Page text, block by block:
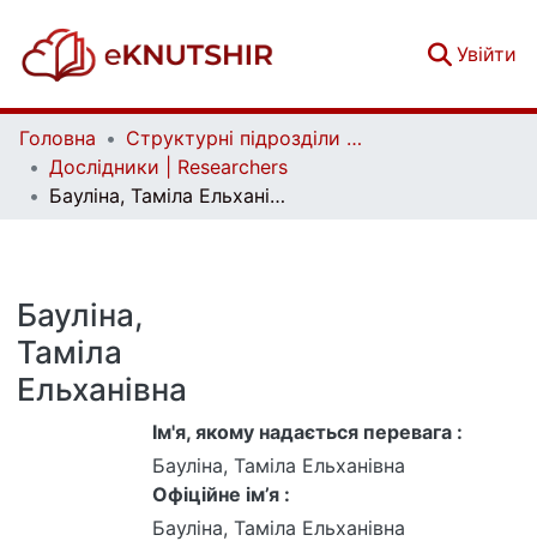
Увійти
Головна
Структурні підрозділи Київського національного університету імені Тараса Шевченка та Організації | Faculties, Institutes and Departments of Taras Shevchenko National University of Kyiv and Organizations
Дослідники | Researchers
Бауліна, Таміла Ельханівна
Бауліна,
Таміла
Ельханівна
Ім'я, якому надається перевага :
Бауліна, Таміла Ельханівна
Офіційне ім’я :
Бауліна, Таміла Ельханівна